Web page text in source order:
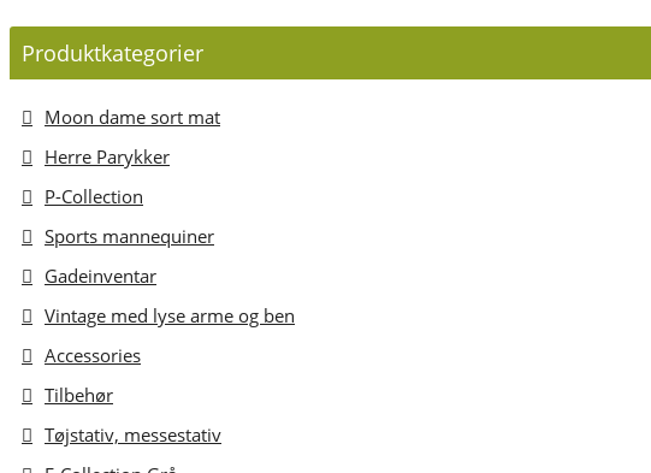
Produktkategorier
Moon dame sort mat
Herre Parykker
P-Collection
Sports mannequiner
Gadeinventar
Vintage med lyse arme og ben
Accessories
Tilbehør
Tøjstativ, messestativ